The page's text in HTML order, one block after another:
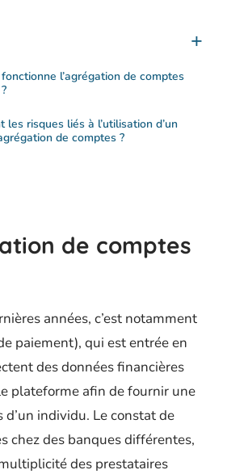
l’agrégation de comptes
les risques liés à l’utilisation d’un
de comptes ?
de comptes
années, c’est notamment
paiement), qui est entrée en
des données financières
plateforme afin de fournir une
individu. Le constat de
chez des banques différentes,
des prestataires